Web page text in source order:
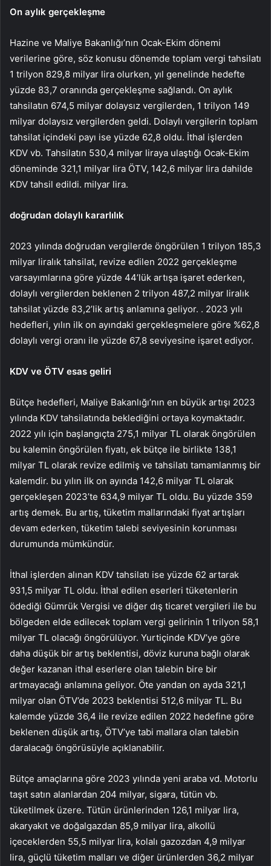
On aylık gerçekleşme
Hazine ve Maliye Bakanlığı’nın Ocak-Ekim dönemi
verilerine göre, söz konusu dönemde toplam vergi tahsilatı
1 trilyon 829,8 milyar lira olurken, yıl genelinde hedefte
yüzde 83,7 oranında gerçekleşme sağlandı. On aylık
tahsilatın 674,5 milyar dolaysız vergilerden, 1 trilyon 149
milyar dolaysız vergilerden geldi. Dolaylı vergilerin toplam
tahsilat içindeki payı ise yüzde 62,8 oldu. İthal işlerden
KDV vb. Tahsilatın 530,4 milyar liraya ulaştığı Ocak-Ekim
döneminde 321,1 milyar lira ÖTV, 142,6 milyar lira dahilde
KDV tahsil edildi. milyar lira.
doğrudan dolaylı kararlılık
2023 yılında doğrudan vergilerde öngörülen 1 trilyon 185,3
milyar liralık tahsilat, revize edilen 2022 gerçekleşme
varsayımlarına göre yüzde 44’lük artışa işaret ederken,
dolaylı vergilerden beklenen 2 trilyon 487,2 milyar liralık
tahsilat yüzde 83,2’lik artış anlamına geliyor. . 2023 yılı
hedefleri, yılın ilk on ayındaki gerçekleşmelere göre %62,8
dolaylı vergi oranı ile yüzde 67,8 seviyesine işaret ediyor.
KDV ve ÖTV esas geliri
Bütçe hedefleri, Maliye Bakanlığı’nın en büyük artışı 2023
yılında KDV tahsilatında beklediğini ortaya koymaktadır.
2022 yılı için başlangıçta 275,1 milyar TL olarak öngörülen
bu kalemin öngörülen fiyatı, ek bütçe ile birlikte 138,1
milyar TL olarak revize edilmiş ve tahsilatı tamamlanmış bir
kalemdir. bu yılın ilk on ayında 142,6 milyar TL olarak
gerçekleşen 2023’te 634,9 milyar TL oldu. Bu yüzde 359
artış demek. Bu artış, tüketim mallarındaki fiyat artışları
devam ederken, tüketim talebi seviyesinin korunması
durumunda mümkündür.
İthal işlerden alınan KDV tahsilatı ise yüzde 62 artarak
931,5 milyar TL oldu. İthal edilen eserleri tüketenlerin
ödediği Gümrük Vergisi ve diğer dış ticaret vergileri ile bu
bölgeden elde edilecek toplam vergi gelirinin 1 trilyon 58,1
milyar TL olacağı öngörülüyor. Yurtiçinde KDV’ye göre
daha düşük bir artış beklentisi, döviz kuruna bağlı olarak
değer kazanan ithal eserlere olan talebin bire bir
artmayacağı anlamına geliyor. Öte yandan on ayda 321,1
milyar olan ÖTV’de 2023 beklentisi 512,6 milyar TL. Bu
kalemde yüzde 36,4 ile revize edilen 2022 hedefine göre
beklenen düşük artış, ÖTV’ye tabi mallara olan talebin
daralacağı öngörüsüyle açıklanabilir.
Bütçe amaçlarına göre 2023 yılında yeni araba vd. Motorlu
taşıt satın alanlardan 204 milyar, sigara, tütün vb.
tüketilmek üzere. Tütün ürünlerinden 126,1 milyar lira,
akaryakıt ve doğalgazdan 85,9 milyar lira, alkollü
içeceklerden 55,5 milyar lira, kolalı gazozdan 4,9 milyar
lira, güçlü tüketim malları ve diğer ürünlerden 36,2 milyar